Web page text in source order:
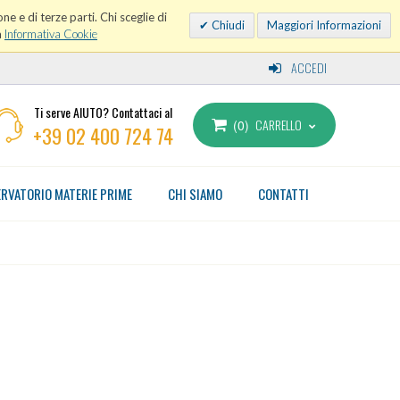
e di terze parti. Chi sceglie di
Informativa Cookie
Chiudi Maggiori Informazioni
ACCEDI
Ti serve AIUTO? Contattaci al
+39 02 400 724 74 0 CARRELLO
CONTATTI
CHI SIAMO
MATERIE PRIME